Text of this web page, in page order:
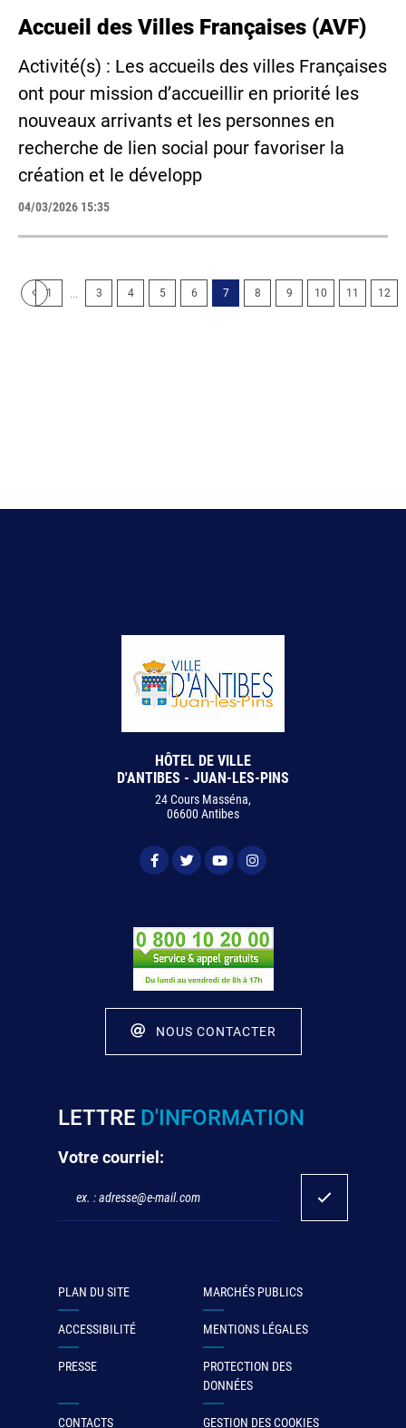
Accueil des Villes Françaises (AVF)
Activité(s) : Les accueils des villes Françaises
ont pour mission d’accueillir en priorité les
nouveaux arrivants et les personnes en
recherche de lien social pour favoriser la
création et le développ
04/03/2026 15:35
1 3 4 5 6 7 8 9 10 11 12
HÔTEL DE VILLE
D'ANTIBES - JUAN-LES-PINS
24 Cours Masséna,
06600 Antibes
NOUS CONTACTER
LETTRE D'INFORMATION
Votre courriel:
PLAN DU SITE MARCHÉS PUBLICS
ACCESSIBILITÉ MENTIONS LÉGALES
PRESSE
PROTECTION DES
DONNÉES
CONTACTS GESTION DES COOKIES